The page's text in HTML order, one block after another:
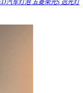
汽车灯泡 五菱荣光S 远光灯